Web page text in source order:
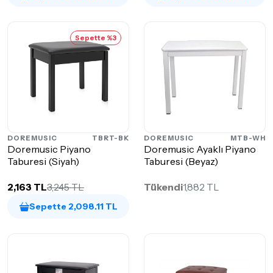
Sepette %3
DOREMUSIC TBRT-BK
Doremusic Piyano
Taburesi (Siyah)
2,163 TL3,245 TL
Sepette 2,098.11 TL
DOREMUSIC MTB-WH
Doremusic Ayaklı Piyano
Taburesi (Beyaz)
Tükendi1,882 TL